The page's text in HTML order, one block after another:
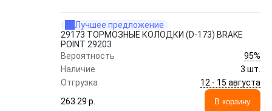
Лучшее предложение
29173 ТОРМОЗНЫЕ КОЛОДКИ (D-173) BRAKE
POINT 29203
Вероятность
95%
Наличие
3 шт.
Отгрузка
12 - 15 августа
263.29 p.
В корзину